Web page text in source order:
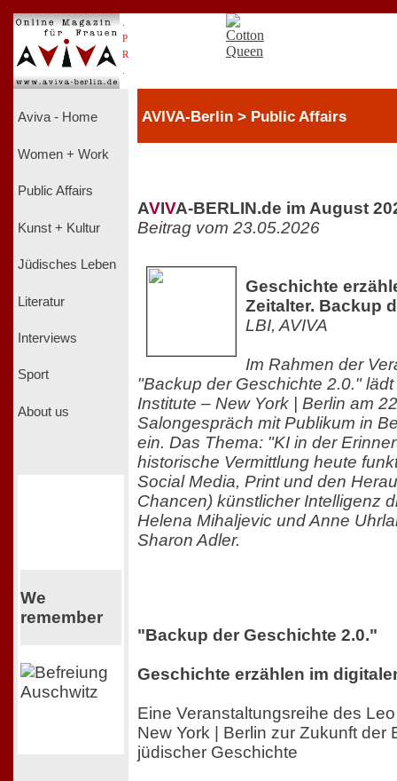
P
R
Aviva - Home
Women + Work
Public Affairs
Kunst + Kultur
Jüdisches Leben
Literatur
Interviews
Sport
About us
We
remember
AVIVA-Berlin > Public Affairs
AVIVA-BERLIN.de im August
Beitrag vom 23.05.2026
Geschichte
Zeitalter. Backup
LBI, AVIVA
Im Rahmen der
"Backup der Geschichte 2.0."
Institute – New York | Berlin am
Salongespräch mit Publikum in
ein. Das Thema: "KI in der
historische Vermittlung heute
Social Media, Print und den
Chancen) künstlicher Intelligenz
Helena Mihaljevic und Anne
Sharon Adler.
"Backup der Geschichte 2.0."
Geschichte erzählen im
Eine Veranstaltungsreihe des
New York | Berlin zur Zukunft der
jüdischer Geschichte